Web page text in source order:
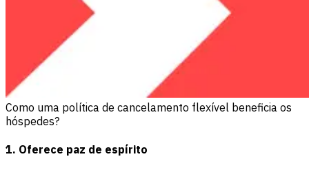
Como uma política de cancelamento flexível beneficia os
hóspedes?
1. Oferece paz de espírito